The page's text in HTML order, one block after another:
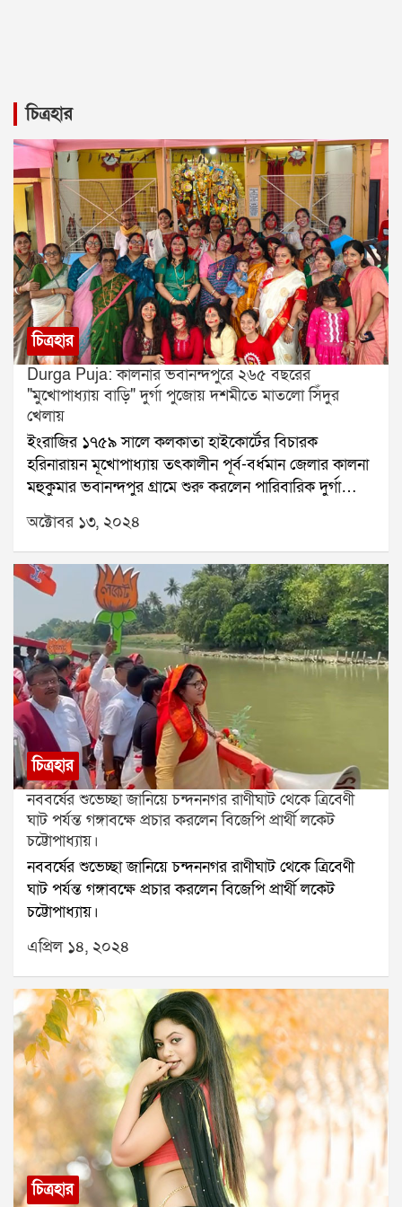
চিত্রহার
চিত্রহার
Durga Puja: কালনার ভবানন্দপুরে ২৬৫ বছরের
"মুখোপাধ্যায় বাড়ি" দুর্গা পুজোয় দশমীতে মাতলো সিঁদুর
খেলায়
ইংরাজির ১৭৫৯ সালে কলকাতা হাইকোর্টের বিচারক
হরিনারায়ন মূখোপাধ্যায় তৎকালীন পূর্ব-বর্ধমান জেলার কালনা
মহুকুমার ভবানন্দপুর গ্রামে শুরু করলেন পারিবারিক দুর্গা
পূজোর। সেই সময় ভবানন্দপুর গ্রামের পাশাপাশি বিস্তীর্ণ
এলাকায় দুর্গা পূজোর কোনও চল ছিলোনা। সেই হিসাবে ওই
অঞ্চলে হরিনারায়ন মূখোপাধ্যায়-ই দুর্গা পূজোর প্রবর্তক।
কালনা থেকে প্রায় ৬ কি.মি. দূরে অবস্থিত ভবনন্দাপুর গ্রাম।
রেলপথে 'বর্ধমান-হাওড়া' মেন লাইনের বৈঁচি স্টেশন ও
'কাটোয়া-হাওড়া' লাইনের কালনা স্টেশন থেকে নেমে এই গ্রাম
যাওয়া এক প্রকার দূর্গমই ছিলো। যাতায়াতের প্রধান মাধ্যম
ছিলো গরুর গাড়ি।
অক্টোবর ১৩, ২০২৪
চিত্রহার
নববর্ষের শুভেচ্ছা জানিয়ে চন্দননগর রাণীঘাট থেকে ত্রিবেণী
ঘাট পর্যন্ত গঙ্গাবক্ষে প্রচার করলেন বিজেপি প্রার্থী লকেট
চট্টোপাধ্যায়।
নববর্ষের শুভেচ্ছা জানিয়ে চন্দননগর রাণীঘাট থেকে ত্রিবেণী
ঘাট পর্যন্ত গঙ্গাবক্ষে প্রচার করলেন বিজেপি প্রার্থী লকেট
চট্টোপাধ্যায়।
এপ্রিল ১৪, ২০২৪
চিত্রহার